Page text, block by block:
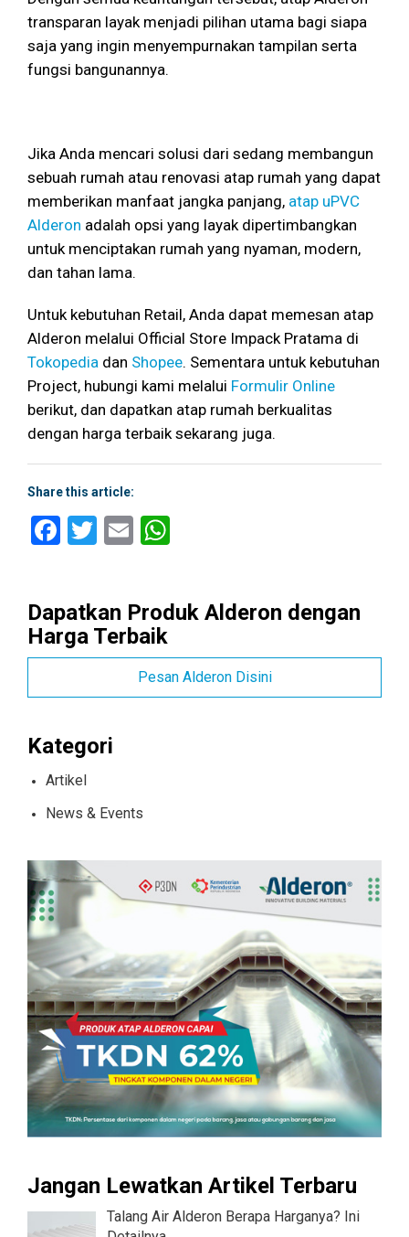
transparan layak menjadi pilihan utama bagi siapa
saja yang ingin menyempurnakan tampilan serta
fungsi bangunannya.
Jika Anda mencari solusi dari sedang membangun
sebuah rumah atau renovasi atap rumah yang dapat
memberikan manfaat jangka panjang, atap uPVC
Alderon adalah opsi yang layak dipertimbangkan
untuk menciptakan rumah yang nyaman, modern,
dan tahan lama.
Untuk kebutuhan Retail, Anda dapat memesan atap
Alderon melalui Official Store Impack Pratama di
Tokopedia dan Shopee. Sementara untuk kebutuhan
Project, hubungi kami melalui Formulir Online
berikut, dan dapatkan atap rumah berkualitas
dengan harga terbaik sekarang juga.
Share this article:
Facebook
Twitter
Email
Dapatkan Produk Alderon dengan
Harga Terbaik
Pesan Alderon Disini
Kategori
Artikel
News & Events
Jangan Lewatkan Artikel Terbaru
Talang Air Alderon Berapa Harganya? Ini